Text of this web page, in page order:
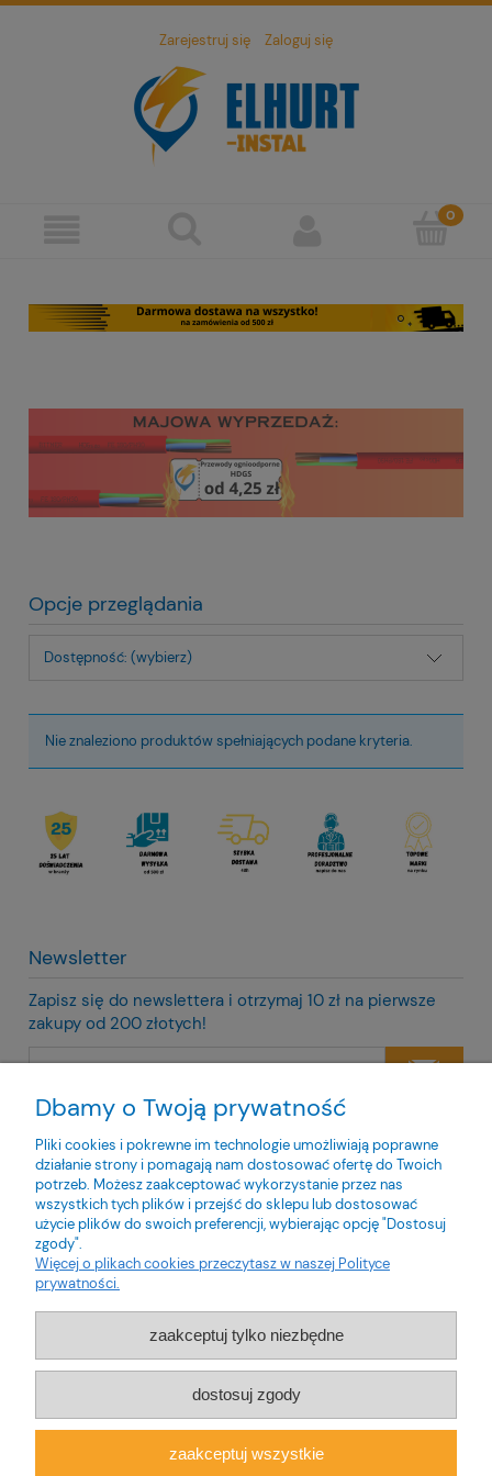
Zarejestruj się Zaloguj się
Opcje przeglądania
Dostępność: (wybierz)
Nie znaleziono produktów spełniających podane kryteria.
Newsletter
Zapisz się do newslettera i otrzymaj 10 zł na pierwsze
zakupy od 200 złotych!
Twoje dane będą przetwarzane zgodnie z nasząpolityką
prywatności
Pomoc
Moje konto
Dbamy o Twoją prywatność
Pliki cookies i pokrewne im technologie umożliwiają poprawne
działanie strony i pomagają nam dostosować ofertę do Twoich
potrzeb. Możesz zaakceptować wykorzystanie przez nas
wszystkich tych plików i przejść do sklepu lub dostosować
użycie plików do swoich preferencji, wybierając opcję "Dostosuj
zgody".
Więcej o plikach cookies przeczytasz w naszej Polityce
prywatności.
zaakceptuj tylko niezbędne
dostosuj zgody
zaakceptuj wszystkie